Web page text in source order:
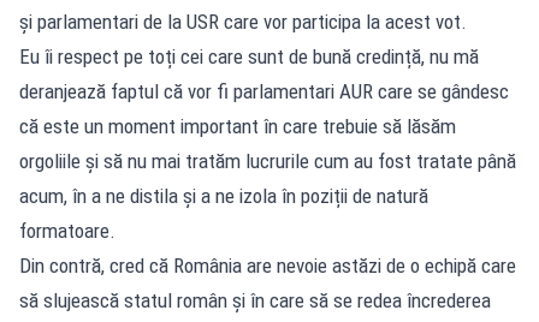
și parlamentari de la USR care vor participa la acest vot.
Eu îi respect pe toți cei care sunt de bună credință, nu mă
deranjează faptul că vor fi parlamentari AUR care se gândesc
că este un moment important în care trebuie să lăsăm
orgoliile și să nu mai tratăm lucrurile cum au fost tratate până
acum, în a ne distila și a ne izola în poziții de natură
formatoare.
Din contră, cred că România are nevoie astăzi de o echipă care
să slujească statul român și în care să se redea încrederea